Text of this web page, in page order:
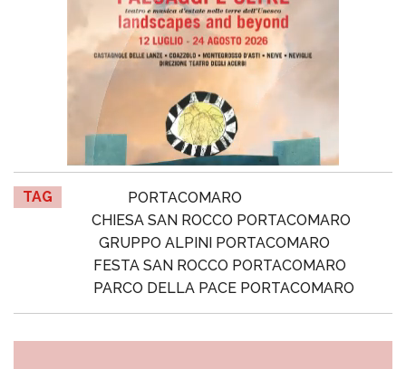
TAG
PORTACOMARO
CHIESA SAN ROCCO PORTACOMARO
GRUPPO ALPINI PORTACOMARO
FESTA SAN ROCCO PORTACOMARO
PARCO DELLA PACE PORTACOMARO